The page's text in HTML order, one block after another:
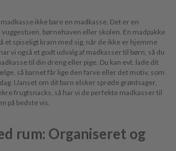
ikke bare en madkasse. Det er en
børnehaven eller skolen. En madpakke
et spiseligt kram med sig, når de ikke er hjemme
vi også et godt udvalg af madkasser til børn, så du
til din dreng eller pige. Du kan evt. lade dit
så barnet får lige den farve eller det motiv, som
Uanset om dit barn elsker sprøde grøntsager,
frugtsnacks, så har vi de perfekte madkasser til
på bedste vis.
rum: Organiseret og